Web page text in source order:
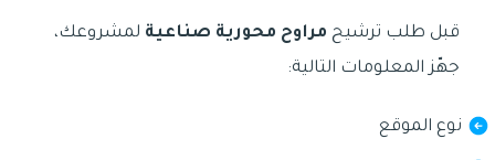
قبل طلب ترشيح مراوح محورية صناعية لمشروعك،
جهّز المعلومات التالية:
نوع الموقع